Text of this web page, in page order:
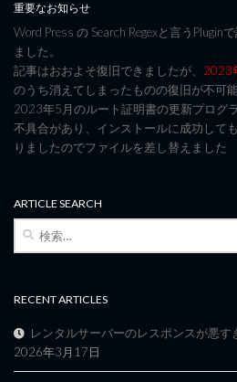
重要なお知らせ
Word Press の Search Regexと言うPlugin
ました。
記事はおおよそ復旧できましたが、 2023
のうち消えてしまったものの復旧が不可
2023年5月のルート証明書の更新プログ
不具合があり、インストールに成功して
りましたのでファイルを差し替えました
ARTICLE SEARCH
検
RECENT ARTICLES
レンタルサーバーのレスポンスが悪す
2026年3月17日